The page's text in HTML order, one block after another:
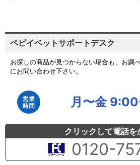
ペピイベットサポートデスク
お探しの商品が見つからない場合も、お調
にお問い合わせ下さい。
月〜金
クリックして電話を
0120-